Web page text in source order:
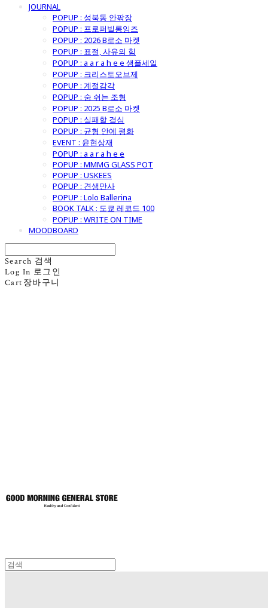
JOURNAL
POPUP : 성북동 안팎장
POPUP : 프로퍼빌롱잉즈
POPUP : 2026 B로소 마켓
POPUP : 표절, 사유의 힘
POPUP : a a r a h e e 샘플세일
POPUP : 크리스토오브제
POPUP : 계절감각
POPUP : 숨 쉬는 조형
POPUP : 2025 B로소 마켓
POPUP : 실패할 결심
POPUP : 균형 안에 평화
EVENT : 윤현상재
POPUP : a a r a h e e
POPUP : MMMG GLASS POT
POPUP : USKEES
POPUP : 견생만사
POPUP : Lolo Ballerina
BOOK TALK : 도쿄 레코드 100
POPUP : WRITE ON TIME
MOODBOARD
Search 검색
Log In 로그인
Cart 장바구니